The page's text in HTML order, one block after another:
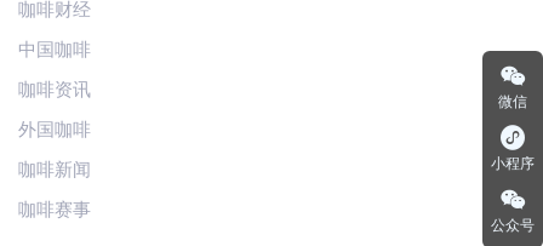
咖啡财经
中国咖啡
咖啡资讯
外国咖啡
咖啡新闻
咖啡赛事
微信
小程序
公众号